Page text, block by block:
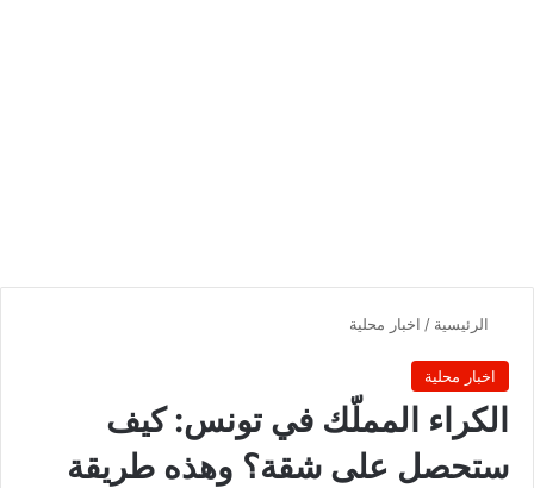
الرئيسية / اخبار محلية
اخبار محلية
الكراء المملّك في تونس: كيف
ستحصل على شقة؟ وهذه طريقة